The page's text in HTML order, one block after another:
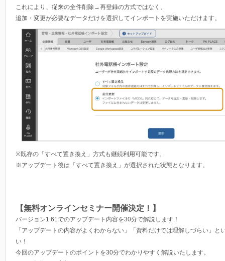
これにより、従来の全件削除→再登録の方式ではなく、
追加・変更が必要なデータだけを選択してインポートを実施いただけます。
※既存の「すべて置き換え」方式も継続利用可能です。
※アップデート後は「すべて置き換え」が選択された状態となります。
【無料オンラインセミナー開催決定！】
バージョン1.61でのアップデート内容を30分で解説します！
「アップデートの内容がよくわからない」「資料だけでは理解しづらい」と
い！
今回のアップデートのポイントを30分でわかりやすく解説いたします。